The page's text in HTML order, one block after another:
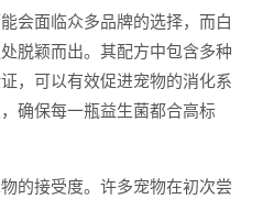
会面临众多品牌的选择，而白
脱颖而出。其配方中包含多种
，可以有效促进宠物的消化系
确保每一瓶益生菌都合高标
的接受度。许多宠物在初次尝